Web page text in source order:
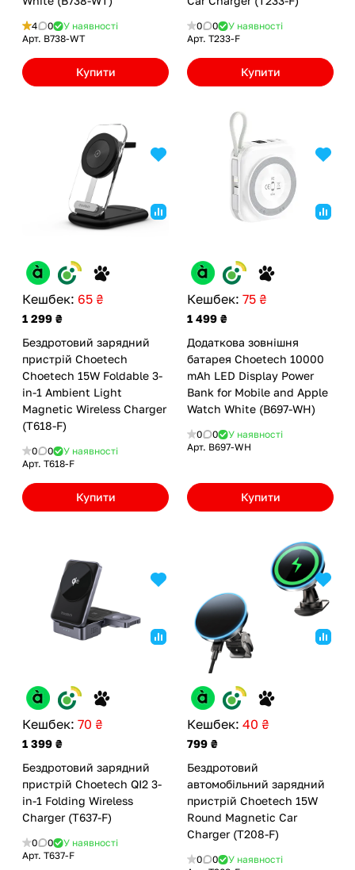
4 0
У наявності
Арт. B738-WT
Купити
0 0
У наявності
Арт. T233-F
Купити
Кешбек: 65 ₴
1 299 ₴
Бездротовий зарядний
пристрій Choetech
Choetech 15W Foldable 3-
in-1 Ambient Light
Magnetic Wireless Charger
(T618-F)
0 0
У наявності
Арт. T618-F
Купити
Кешбек: 75 ₴
1 499 ₴
Додаткова зовнішня
батарея Choetech 10000
mAh LED Display Power
Bank for Mobile and Apple
Watch White (B697-WH)
0 0
У наявності
Арт. B697-WH
Купити
Кешбек: 70 ₴
1 399 ₴
Бездротовий зарядний
пристрій Choetech QI2 3-
in-1 Folding Wireless
Charger (T637-F)
0 0
У наявності
Арт. T637-F
Кешбек: 40 ₴
799 ₴
Бездротовий
автомобільний зарядний
пристрій Choetech 15W
Round Magnetic Car
Charger (T208-F)
0 0
У наявності